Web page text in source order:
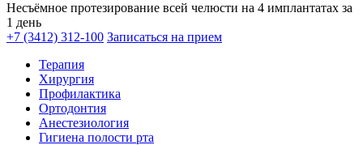
Несъёмное протезирование всей челюсти на 4 имплантатах за
1 день
+7 (3412) 312-100 Записаться на прием
Терапия
Хирургия
Профилактика
Ортодонтия
Анестезиология
Гигиена полости рта